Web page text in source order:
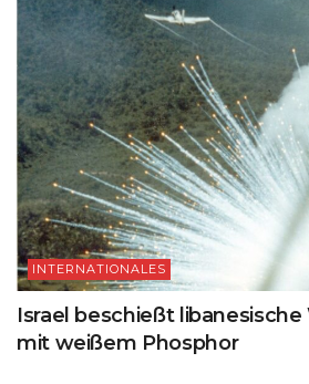
INTERNATIONALES
Israel beschießt
mit weißem Phosphor